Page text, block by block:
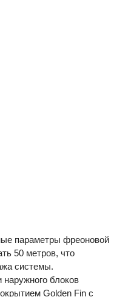
параметры фреоновой
50 метров, что
системы.
наружного блоков
Golden Fin с